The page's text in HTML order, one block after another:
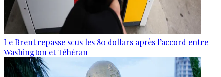
Le Brent repasse sous les 80 dollars après l’accord entre
Washington et Téhéran